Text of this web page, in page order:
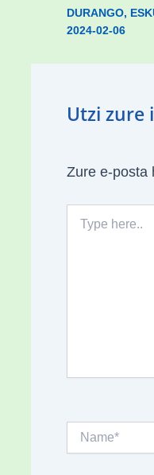
DURANGO,
2024-02-06
Utzi zure
Zure e-posta
here..